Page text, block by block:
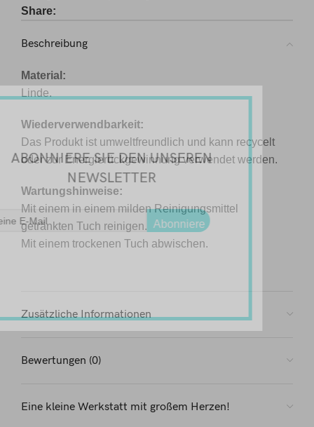
ABONNIERE SIE DEN UNSEREN
NEWSLETTER
Abonniere
Share:
Beschreibung
Material:
Linde.
Wiederverwendbarkeit:
Das Produkt ist umweltfreundlich und kann recycelt
oder zur Energierückgewinnung verwendet werden.
Wartungshinweise:
Mit einem in einem milden Reinigungsmittel
getränkten Tuch reinigen.
Mit einem trockenen Tuch abwischen.
Zusätzliche Informationen
Bewertungen (0)
Eine kleine Werkstatt mit großem Herzen!